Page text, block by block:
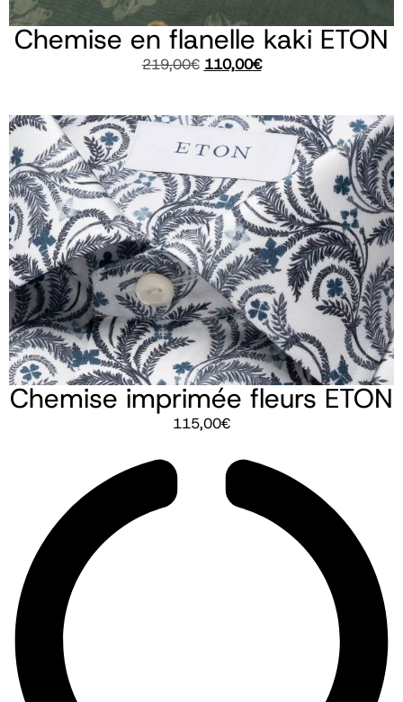
Chemise en flanelle kaki ETON
219,00€ 110,00€
Chemise imprimée fleurs ETON
115,00€